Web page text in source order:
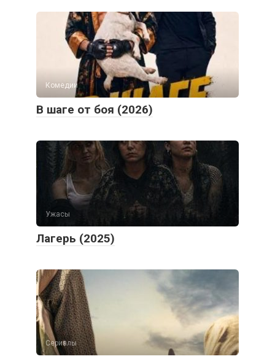
Комедии
В шаге от боя (2026)
Ужасы
Лагерь (2025)
Сериалы